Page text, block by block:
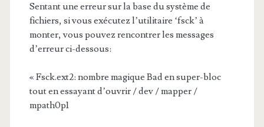
Sentant une erreur sur la base du système de
fichiers, si vous exécutez l’utilitaire ‘fsck’ à
monter, vous pouvez rencontrer les messages
d’erreur ci-dessous:
« Fsck.ext2: nombre magique Bad en super-bloc
tout en essayant d’ouvrir / dev / mapper /
mpath0p1